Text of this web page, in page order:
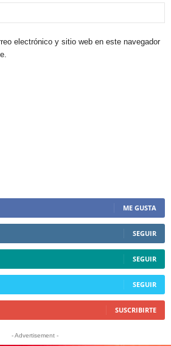
electrónico y sitio web en este navegador
ME GUSTA
SEGUIR
SEGUIR
SEGUIR
SUSCRIBIRTE
- Advertisement -